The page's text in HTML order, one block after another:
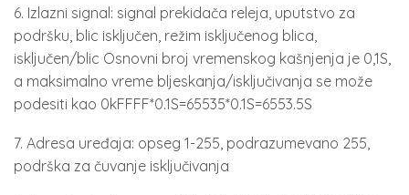
6. Izlazni signal: signal prekidača releja, uputstvo za
podršku, blic isključen, režim isključenog blica,
isključen/blic Osnovni broj vremenskog kašnjenja je 0,1S,
a maksimalno vreme bljeskanja/isključivanja se može
podesiti kao 0kFFFF*0.1S=65535*0.1S=6553.5S
7. Adresa uređaja: opseg 1-255, podrazumevano 255,
podrška za čuvanje isključivanja